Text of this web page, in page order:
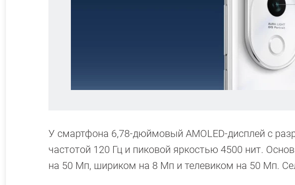
У смартфона 6,78-дюймовый AMOLED-дисплей с
частотой 120 Гц и пиковой яркостью 4500 нит.
на 50 Мп, шириком на 8 Мп и телевиком на 50 Мп.